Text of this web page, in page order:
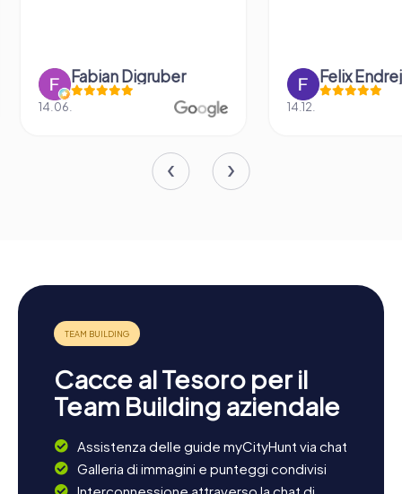
Fabian Digruber
14.06.
Felix
14.12.
Cacce al Tesoro per il
Team Building aziendale
Assistenza delle guide myCityHunt via chat
Galleria di immagini e punteggi condivisi